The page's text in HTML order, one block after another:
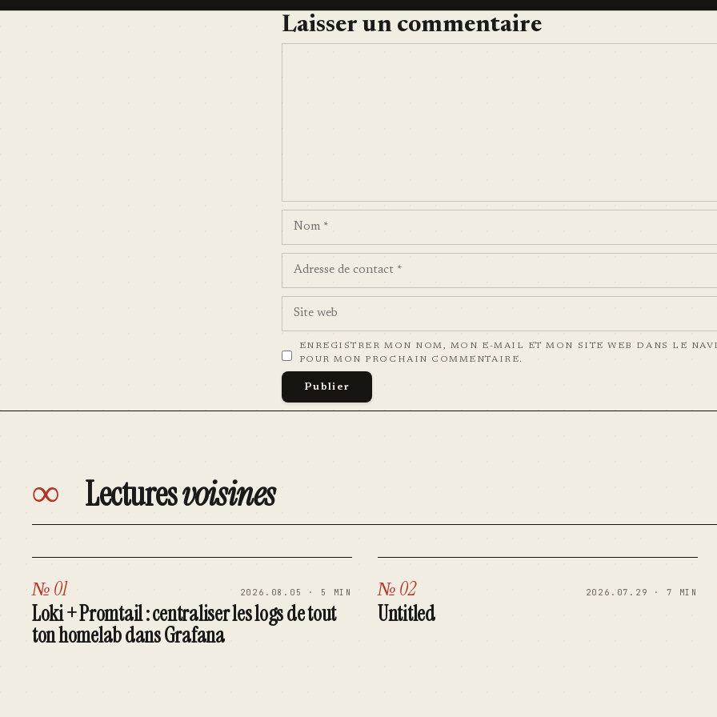
Laisser un commentaire
DE
CONTACT
WEB
ENREGISTRER MON NOM, MON E-MAIL ET MON SITE WEB DANS LE
POUR MON PROCHAIN COMMENTAIRE.
∞ Lecturesvoisines
№ 01 2026.08.05 · 5 MIN
Loki + Promtail : centraliser les logs de tout
ton homelab dans Grafana
№ 02 2026.07.29 · 7 MIN
Untitled